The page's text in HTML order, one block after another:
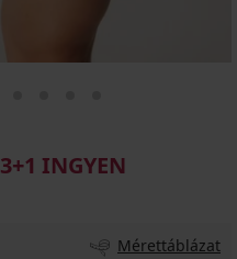
3+1 INGYEN
Mérettáblázat